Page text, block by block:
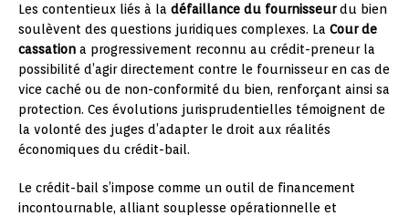
Les contentieux liés à la défaillance du fournisseurdu bien
soulèvent des questions juridiques complexes. La Cour de
cassation a progressivement reconnu au crédit-preneur la
possibilité d’agir directement contre le fournisseur en cas de
vice caché ou de non-conformité du bien, renforçant ainsi sa
protection. Ces évolutions jurisprudentielles témoignent de
la volonté des juges d’adapter le droit aux réalités
économiques du crédit-bail.
Le crédit-bail s’impose comme un outil de financement
incontournable, alliant souplesse opérationnelle et